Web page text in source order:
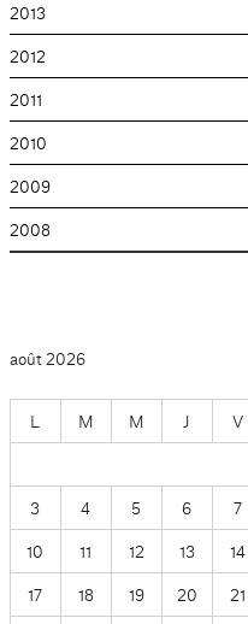
2013
2012
2011
2010
2009
2008
août 2026
L M M J V
3
4 5 6 7
10
11 12 13 14
17
18 19 20 21